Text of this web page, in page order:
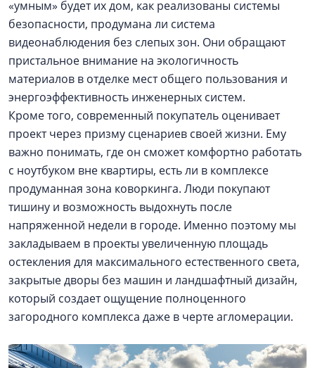
«умным» будет их дом, как реализованы системы
безопасности, продумана ли система
видеонаблюдения без слепых зон. Они обращают
пристальное внимание на экологичность
материалов в отделке мест общего пользования и
энергоэффективность инженерных систем.
Кроме того, современный покупатель оценивает
проект через призму сценариев своей жизни. Ему
важно понимать, где он сможет комфортно работать
с ноутбуком вне квартиры, есть ли в комплексе
продуманная зона коворкинга. Люди покупают
тишину и возможность выдохнуть после
напряженной недели в городе. Именно поэтому мы
закладываем в проекты увеличенную площадь
остекления для максимального естественного света,
закрытые дворы без машин и ландшафтный дизайн,
который создает ощущение полноценного
загородного комплекса даже в черте агломерации.